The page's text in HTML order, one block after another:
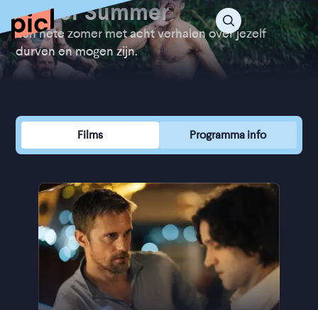
Queer Summer
Een hete zomer met acht verhalen over jezelf
durven en mogen zijn.
Films Programma info